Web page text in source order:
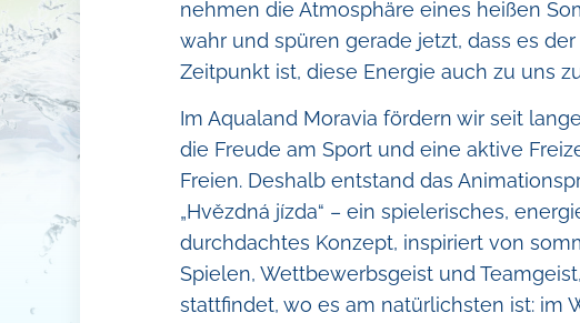
Karte des
Tropischer strand
Animation
Herr Schieber
Restaurants und bars
Aqua Shop
Hotel Aqualand Inn
nehmen die Atmosphäre eines heißen
wahr und spüren gerade jetzt, dass es
Zeitpunkt ist, diese Energie auch zu uns
Im Aqualand Moravia fördern wir seit
die Freude am Sport und eine aktive
Freien. Deshalb entstand das
„Hvězdná jízda“ – ein spielerisches,
durchdachtes Konzept, inspiriert von
Spielen, Wettbewerbsgeist und
stattfindet, wo es am natürlichsten ist: im